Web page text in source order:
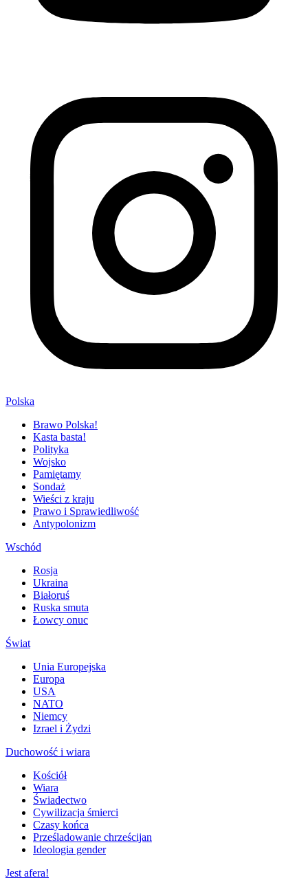
Polska
Brawo Polska!
Kasta basta!
Polityka
Wojsko
Pamiętamy
Sondaż
Wieści z kraju
Prawo i Sprawiedliwość
Antypolonizm
Wschód
Rosja
Ukraina
Białoruś
Ruska smuta
Łowcy onuc
Świat
Unia Europejska
Europa
USA
NATO
Niemcy
Izrael i Żydzi
Duchowość i wiara
Kościół
Wiara
Świadectwo
Cywilizacja śmierci
Czasy końca
Prześladowanie chrześcijan
Ideologia gender
Jest afera!